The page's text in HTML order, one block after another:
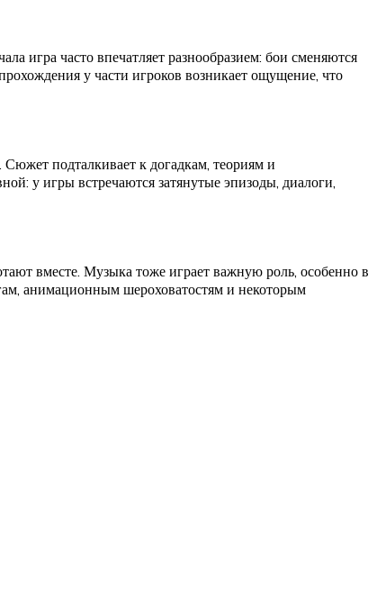
игра часто впечатляет разнообразием: бои сменяются
у части игроков возникает ощущение, что
подталкивает к догадкам, теориям и
у игры встречаются затянутые эпизоды, диалоги,
вместе. Музыка тоже играет важную роль, особенно в
анимационным шероховатостям и некоторым